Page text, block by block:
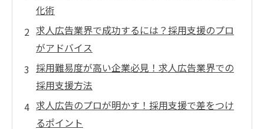
化術
求人広告業界で成功するには？採用支援のプロ
がアドバイス
採用難易度が高い企業必見！求人広告業界での
採用支援方法
求人広告のプロが明かす！採用支援で差をつけ
るポイント